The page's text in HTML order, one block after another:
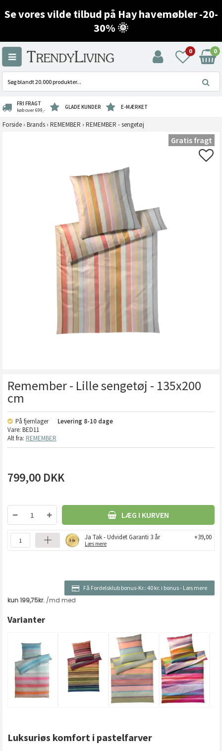
Se vores vilde tilbud på Hay havemøbler -20-
30% 🌞
0 0
FRI FRAGT
køb over 699,- GLADE KUNDER E-MÆRKET
Forside › Brands › REMEMBER › REMEMBER - sengetøj
Gratis fragt
Remember - Lille sengetøj - 135x200
cm
På fjernlager Levering 8-10 dage
Vare: BED11
Alt fra: REMEMBER
799,00 DKK
LÆG I KURVEN
Ja Tak - Udvidet Garanti 3 år
Læs mere
+39,00
Få Fordelsklub bonus-Kr.: 40 kr. i bonus- Læs mere
Varianter
Luksuriøs komfort i pastelfarver